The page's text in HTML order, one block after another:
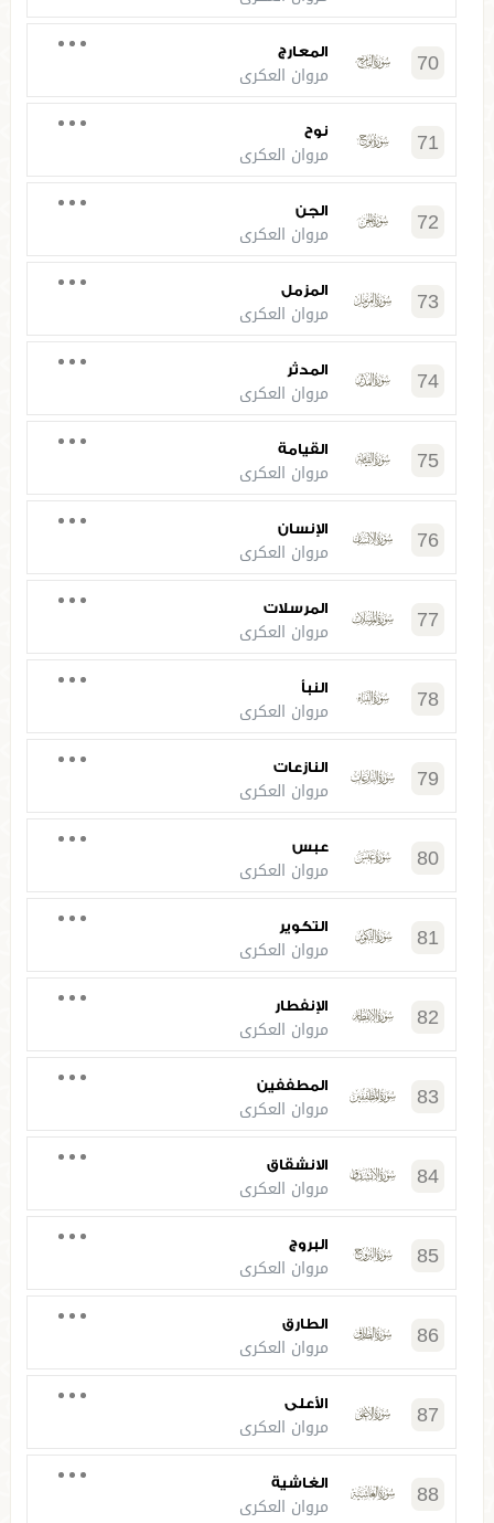
70 المعارج
مروان العكري
71 نوح
مروان العكري
72 الجن
مروان العكري
73 المزمل
مروان العكري
74 المدثر
مروان العكري
75 القيامة
مروان العكري
76 الإنسان
مروان العكري
77 المرسلات
مروان العكري
78 النبأ
مروان العكري
79 النازعات
مروان العكري
80 عبس
مروان العكري
81 التكوير
مروان العكري
82 الإنفطار
مروان العكري
83 المطففين
مروان العكري
84 الانشقاق
مروان العكري
85 البروج
مروان العكري
86 الطارق
مروان العكري
87 الأعلى
مروان العكري
88 الغاشية
مروان العكري